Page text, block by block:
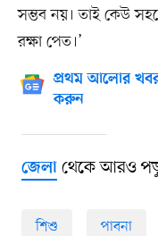
সম্ভব নয়। তাই কেউ
রক্ষা পেত।’
প্রথম আলোর
করুন
জেলাথেকে আরও
শিশু পাবনা